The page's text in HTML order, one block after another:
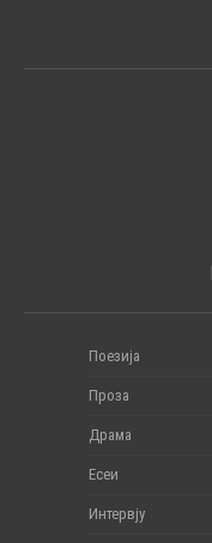
Поезија
Проза
Драма
Есеи
Интервју